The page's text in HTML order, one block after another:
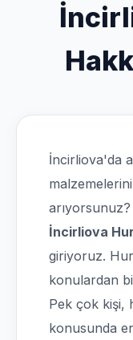
İncirliova'da
İncirliova
giriyoruz.
konulardan
Pek çok kişi,
konusunda